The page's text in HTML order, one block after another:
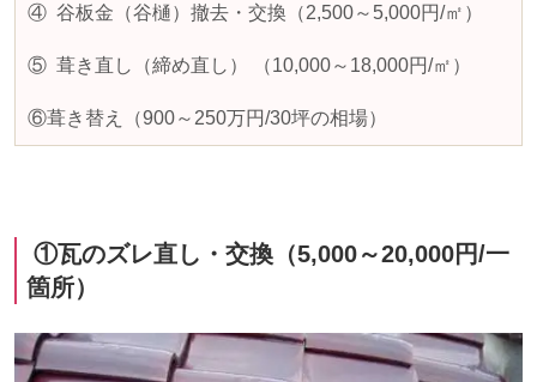
④ 谷板金（谷樋）撤去・交換（2,500～ 5,000円/㎡）
⑤ 葺き直し（締め直し） （10,000～ 18,000円/㎡）
⑥葺き替え（900～ 250万円/30坪の相場）
①瓦のズレ直し・交換（5,000～20,000円/一
箇所）